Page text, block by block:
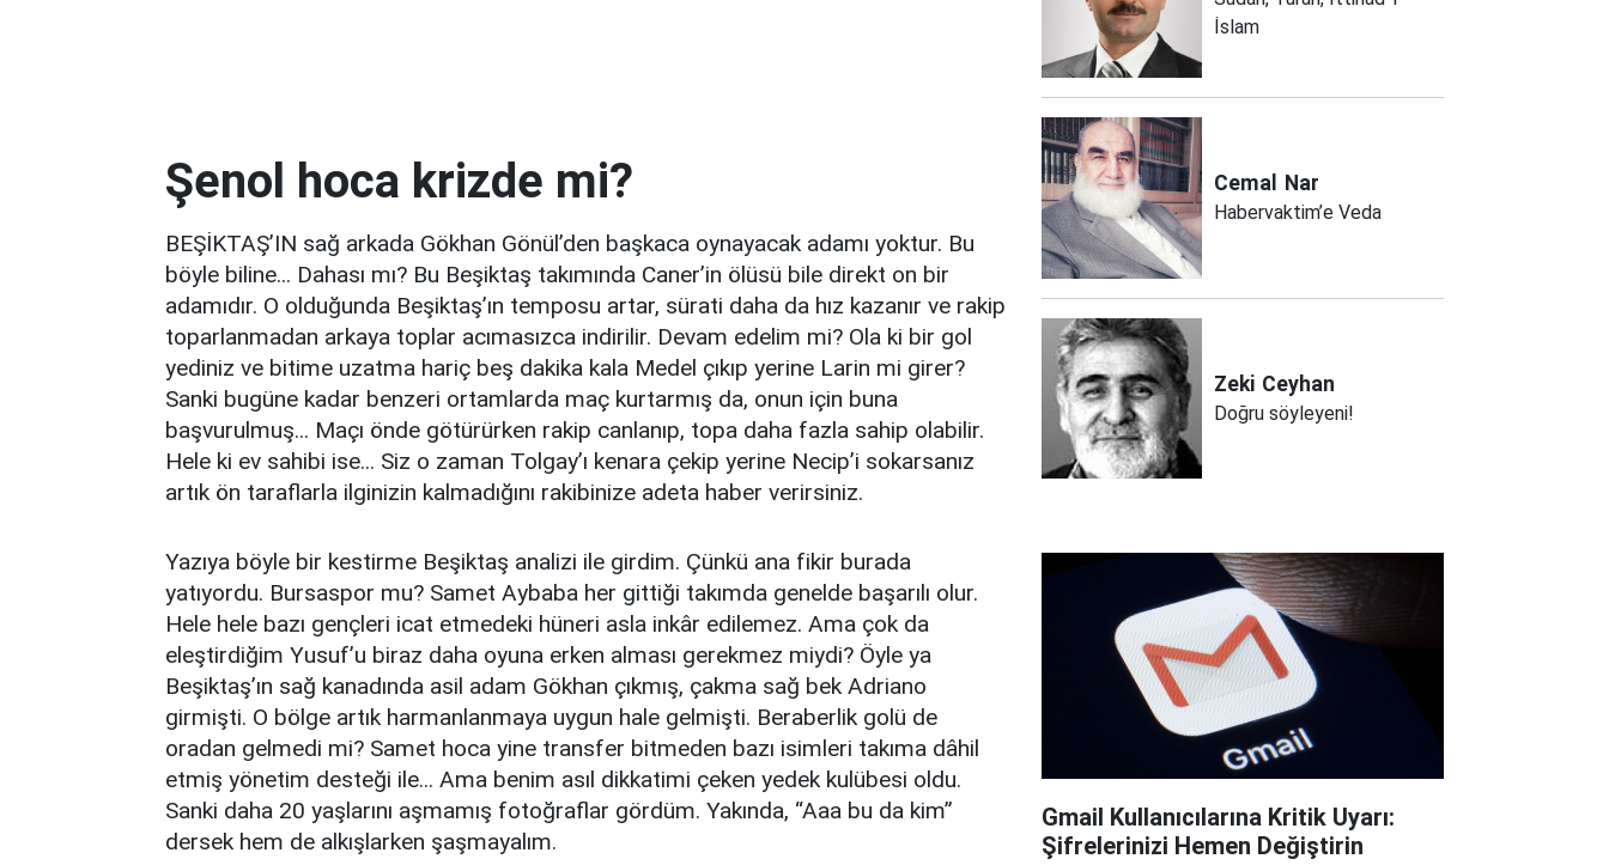
Şenol hoca krizde mi?
BEŞİKTAŞ’IN sağ arkada Gökhan Gönül’den başkaca oynayacak adamı yoktur. Bu
böyle biline... Dahası mı? Bu Beşiktaş takımında Caner’in ölüsü bile direkt on bir
adamıdır. O olduğunda Beşiktaş’ın temposu artar, sürati daha da hız kazanır ve rakip
toparlanmadan arkaya toplar acımasızca indirilir. Devam edelim mi? Ola ki bir gol
yediniz ve bitime uzatma hariç beş dakika kala Medel çıkıp yerine Larin mi girer?
Sanki bugüne kadar benzeri ortamlarda maç kurtarmış da, onun için buna
başvurulmuş... Maçı önde götürürken rakip canlanıp, topa daha fazla sahip olabilir.
Hele ki ev sahibi ise... Siz o zaman Tolgay’ı kenara çekip yerine Necip’i sokarsanız
artık ön taraflarla ilginizin kalmadığını rakibinize adeta haber verirsiniz.
Yazıya böyle bir kestirme Beşiktaş analizi ile girdim. Çünkü ana fikir burada
yatıyordu. Bursaspor mu? Samet Aybaba her gittiği takımda genelde başarılı olur.
Hele hele bazı gençleri icat etmedeki hüneri asla inkâr edilemez. Ama çok da
eleştirdiğim Yusuf’u biraz daha oyuna erken alması gerekmez miydi? Öyle ya
Beşiktaş’ın sağ kanadında asil adam Gökhan çıkmış, çakma sağ bek Adriano
girmişti. O bölge artık harmanlanmaya uygun hale gelmişti. Beraberlik golü de
oradan gelmedi mi? Samet hoca yine transfer bitmeden bazı isimleri takıma dâhil
etmiş yönetim desteği ile... Ama benim asıl dikkatimi çeken yedek kulübesi oldu.
Sanki daha 20 yaşlarını aşmamış fotoğraflar gördüm. Yakında, “Aaa bu da kim”
dersek hem de alkışlarken şaşmayalım.
İslam
Cemal Nar
Habervaktim’e Veda
Zeki Ceyhan
Doğru söyleyeni!
Gmail Kullanıcılarına Kritik Uyarı:
Şifrelerinizi Hemen Değiştirin